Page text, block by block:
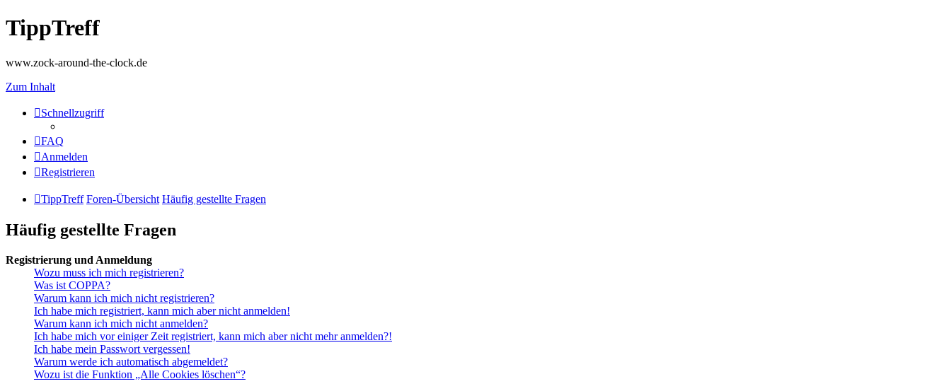
TippTreff
www.zock-around-the-clock.de
Zum Inhalt
Schnellzugriff
FAQ
Anmelden
Registrieren
TippTreff Foren-Übersicht Häufig gestellte Fragen
Häufig gestellte Fragen
Registrierung und Anmeldung
Wozu muss ich mich registrieren?
Was ist COPPA?
Warum kann ich mich nicht registrieren?
Ich habe mich registriert, kann mich aber nicht anmelden!
Warum kann ich mich nicht anmelden?
Ich habe mich vor einiger Zeit registriert, kann mich aber nicht mehr anmelden?!
Ich habe mein Passwort vergessen!
Warum werde ich automatisch abgemeldet?
Wozu ist die Funktion „Alle Cookies löschen“?